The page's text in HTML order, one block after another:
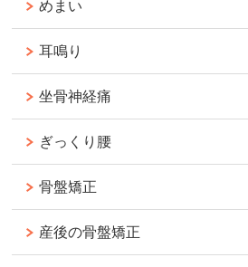
めまい
耳鳴り
坐骨神経痛
ぎっくり腰
骨盤矯正
産後の骨盤矯正